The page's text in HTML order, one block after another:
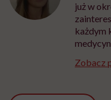
już w
każdym
Zobacz